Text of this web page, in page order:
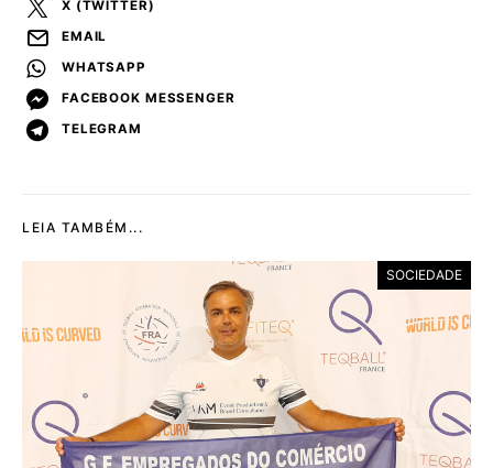
X (TWITTER)
EMAIL
WHATSAPP
FACEBOOK MESSENGER
TELEGRAM
LEIA TAMBÉM...
SOCIEDADE